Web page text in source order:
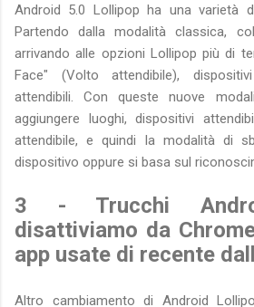
Android 5.0 Lollipop ha una varietà
Partendo dalla modalità classica,
arrivando alle opzioni Lollipop più di
Face" (Volto attendibile),
attendibili. Con queste nuove
aggiungere luoghi, dispositivi
attendibile, e quindi la modalità di
dispositivo oppure si basa sul
3 - Trucchi
disattiviamo da
app usate di recente
Altro cambiamento di Android